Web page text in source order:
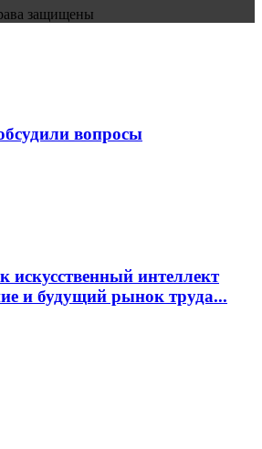
защищены
вопросы
искусственный интеллект
и будущий рынок труда...